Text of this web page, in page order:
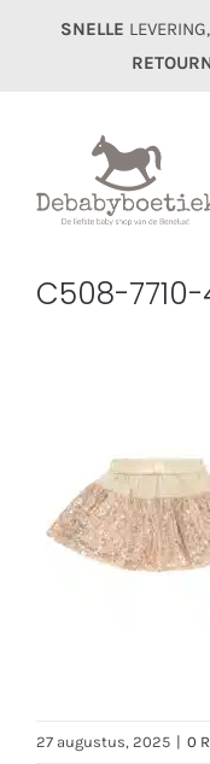
SNELLE LEVERING,
C508-7710-
27 augustus, 2025 | 0